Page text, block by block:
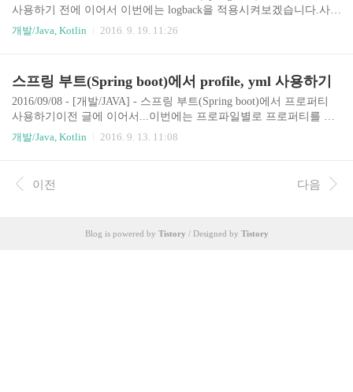
사용하기 전에 이어서 이번에는 logback을 적용시켜보겠습니다.사실
이미 스프링 부트가 알아서 다 적용시켜놨지면 설정파일을 이용해
8%d{yyyy-MM-dd HH:mm:ss.SSS} ${LOG_LEVEL_PATTERN:-%5p}
\(${PID:- }\)[%t] [%logger{30}:%line] %msg%nUTF-8%d{yyyy-MM-
dd HH:mm:ss.SSS} ${..
개발/Java, Kotlin 2016. 9. 19. 11:26
스프링 부트(Spring boot)에서 profile, yml 사용하기
2016/09/08 - [개발/JAVA] - 스프링 부트(Spring boot)에서 프로퍼티
사용하기이전 글에 이어서...이번에는 프로파일별로 프로퍼티를 설
정 해 볼 예정입니다.개발을 하다보면 로컬->개발기->상용기 형식으
석을 풀고 지우고 하지 말고 아래처럼 프로파일로 관리를 하면 됩니
다.yaml형식의 파일을 사용하며 하나의 파일 안에서 프로파일 별로
서 하게 됩니다.yml파일은 탭문자가 들어가면 안되며, 아래와 같..
개발/Java, Kotlin 2016. 9. 13. 11:08
이전 다음
Blog is powered by Tistory / Designed by Tistory